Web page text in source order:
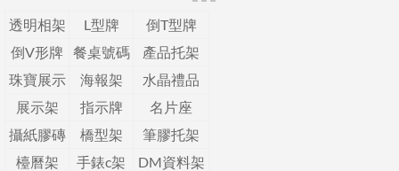
透明相架 L型牌
倒T型牌
倒V形牌
餐桌號碼
產品托架
珠寶展示
海報架
水晶禮品
展示架
指示牌
名片座
攝紙膠磚
橋型架
筆膠托架
檯曆架
手錶c架
DM資料架